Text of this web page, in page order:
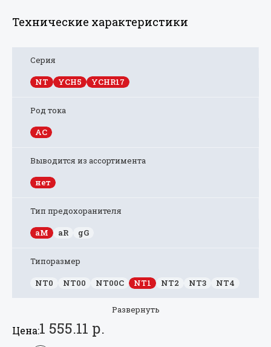
Технические характеристики
Развернуть
Серия
NT
YCH5 YCHR17
Род тока
AC
Выводится из ассортимента
нет
Тип предохоранителя
aM
aR gG
Типоразмер
NT0
NT00 NT00C NT1 NT2 NT3 NT4
Цена:1 555.11 р.